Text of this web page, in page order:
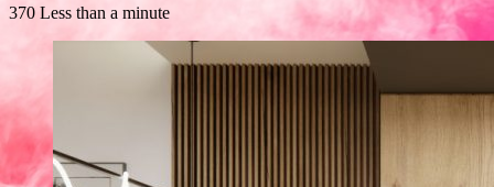
370 Less than a minute